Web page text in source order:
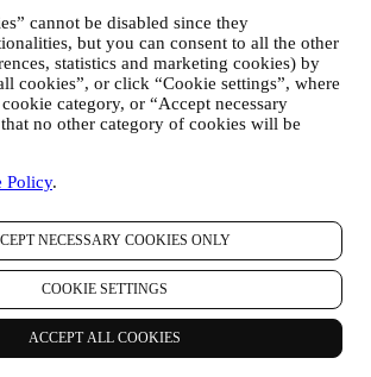
cannot be disabled since they
but you can consent to all the other
statistics and marketing cookies) by
cookies”, or click “Cookie settings”, where
category, or “Accept necessary
no other category of cookies will be
Policy.
NECESSARY COOKIES ONLY
COOKIE SETTINGS
ACCEPT ALL COOKIES
van uw bestellingen;
uw online browsegeschiedenis (bv. online-
- zoals uw IP-adres, browserversie,
duur van het bezoek, terugkerende
oorsprong), verzameld tijdens uw
Website (ongeacht of u een geregistreerde
of niet), door gebruik te maken van logs en/of
van gegevens door middel van cookies, zie
voor onze statistische analyse; in de meeste
we u niet kunnen identificeren aan de hand
informatie.
verzoeken, klachten, vragen of interacties met
uw berichten, chats, berichten op sociale
of telefoontjes).